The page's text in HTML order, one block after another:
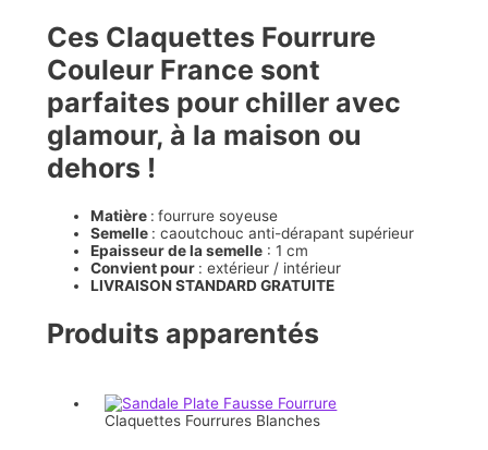
Ces Claquettes Fourrure
Couleur France sont
parfaites pour chiller avec
glamour, à la maison ou
dehors !
Matière : fourrure soyeuse
Semelle : caoutchouc anti-dérapant supérieur
Epaisseur de la semelle : 1 cm
Convient pour : extérieur / intérieur
LIVRAISON STANDARD GRATUITE
Produits apparentés
Claquettes Fourrures Blanches